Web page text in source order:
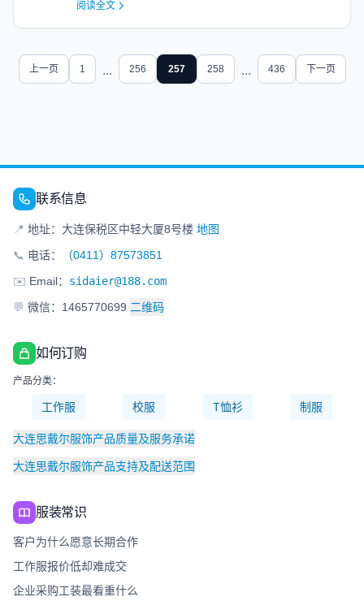
阅读全文
上一页 1 ... 256 257 258 ... 436 下一页
联系信息
📍 地址：大连保税区中轻大厦8号楼 地图
📞 电话：
（0411）87573851
✉️ Email： sidaier@188.com
💬 微信：1465770699 二维码
如何订购
产品分类：
工作服 校服 T恤衫 制服
大连思戴尔服饰产品质量及服务承诺
大连思戴尔服饰产品支持及配送范围
服装常识
客户为什么愿意长期合作
工作服报价低却难成交
企业采购工装最看重什么